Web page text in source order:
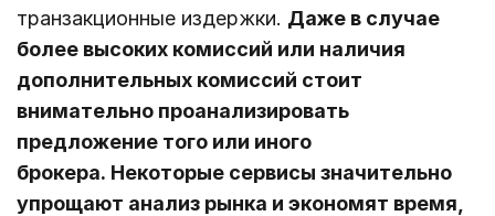
транзакционные издержки. Даже в случае
более высоких комиссий или наличия
дополнительных комиссий стоит
внимательно проанализировать
предложение того или иного
брокера. Некоторые сервисы значительно
упрощают анализ рынка и экономят время,